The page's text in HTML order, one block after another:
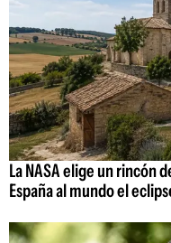
La NASA elige un rincón
España al mundo el